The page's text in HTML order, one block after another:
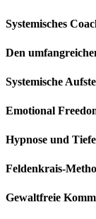
Systemisches
Den
Systemische
Emotional
Hypnose und
Feldenkrais-
Gewaltfreie